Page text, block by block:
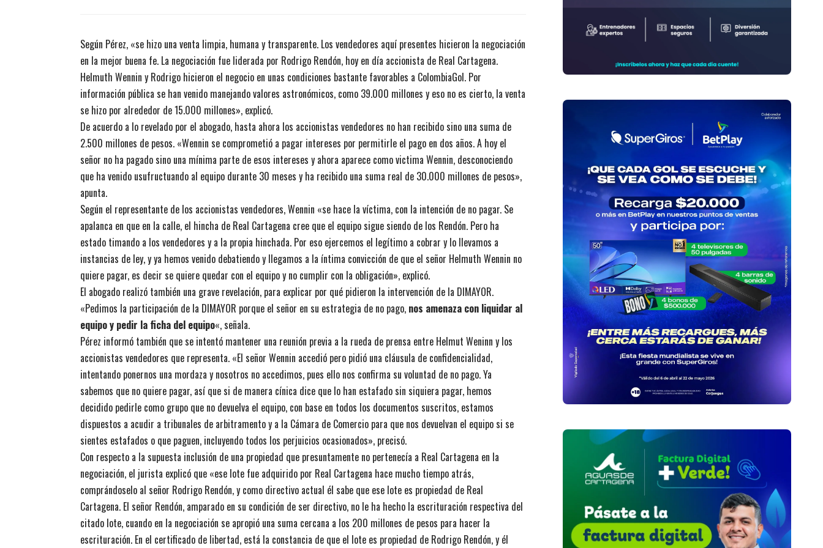
Según Pérez, «se hizo una venta limpia, humana y transparente. Los vendedores aquí presentes hicieron la negociación
en la mejor buena fe. La negociación fue liderada por Rodrigo Rendón, hoy en día accionista de Real Cartagena.
Helmuth Wennin y Rodrigo hicieron el negocio en unas condiciones bastante favorables a ColombiaGol. Por
información pública se han venido manejando valores astronómicos, como 39.000 millones y eso no es cierto, la venta
se hizo por alrededor de 15.000 millones», explicó.
De acuerdo a lo revelado por el abogado, hasta ahora los accionistas vendedores no han recibido sino una suma de
2.500 millones de pesos. «Wennin se comprometió a pagar intereses por permitirle el pago en dos años. A hoy el
señor no ha pagado sino una mínima parte de esos intereses y ahora aparece como victima Wennin, desconociendo
que ha venido usufructuando al equipo durante 30 meses y ha recibido una suma real de 30.000 millones de pesos»,
apunta.
Según el representante de los accionistas vendedores, Wennin «se hace la víctima, con la intención de no pagar. Se
apalanca en que en la calle, el hincha de Real Cartagena cree que el equipo sigue siendo de los Rendón. Pero ha
estado timando a los vendedores y a la propia hinchada. Por eso ejercemos el legítimo a cobrar y lo llevamos a
instancias de ley, y ya hemos venido debatiendo y llegamos a la íntima convicción de que el señor Helmuth Wennin no
quiere pagar, es decir se quiere quedar con el equipo y no cumplir con la obligación», explicó.
El abogado realizó también una grave revelación, para explicar por qué pidieron la intervención de la DIMAYOR.
«Pedimos la participación de la DIMAYOR porque el señor en su estrategia de no pago, nos amenaza con liquidar al
equipo y pedir la ficha del equipo«, señala.
Pérez informó también que se intentó mantener una reunión previa a la rueda de prensa entre Helmut Weninn y los
accionistas vendedores que representa. «El señor Wennin accedió pero pidió una cláusula de confidencialidad,
intentando ponernos una mordaza y nosotros no accedimos, pues ello nos confirma su voluntad de no pago. Ya
sabemos que no quiere pagar, así que si de manera cínica dice que lo han estafado sin siquiera pagar, hemos
decidido pedirle como grupo que no devuelva el equipo, con base en todos los documentos suscritos, estamos
dispuestos a acudir a tribunales de arbitramento y a la Cámara de Comercio para que nos devuelvan el equipo si se
sientes estafados o que paguen, incluyendo todos los perjuicios ocasionados», precisó.
Con respecto a la supuesta inclusión de una propiedad que presuntamente no pertenecía a Real Cartagena en la
negociación, el jurista explicó que «ese lote fue adquirido por Real Cartagena hace mucho tiempo atrás,
comprándoselo al señor Rodrigo Rendón, y como directivo actual él sabe que ese lote es propiedad de Real
Cartagena. El señor Rendón, amparado en su condición de ser directivo, no le ha hecho la escrituración respectiva del
citado lote, cuando en la negociación se apropió una suma cercana a los 200 millones de pesos para hacer la
escrituración. En el certificado de libertad, está la constancia de que el lote es propiedad de Rodrigo Rendón, y él